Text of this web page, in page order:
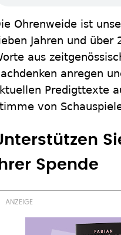
Ohrenweide ist
Jahren und über
aus
anregen
Predigttexte
von
Ihrer Spende